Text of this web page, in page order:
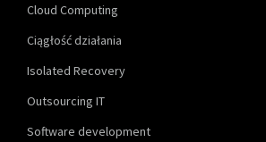
Cloud Computing
Ciągłość działania
Isolated Recovery
Outsourcing IT
Software development